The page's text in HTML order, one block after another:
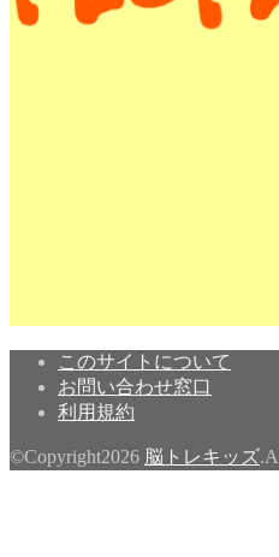
このサイトについて
お問い合わせ窓口
利用規約
©Copyright2026 脳トレキッズ